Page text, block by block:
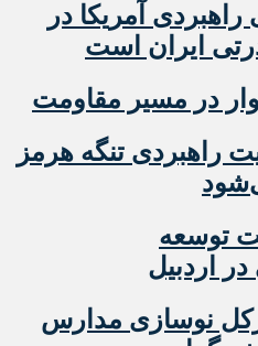
آمریکا در
ایران است
در مسیر مقاومت
راهبردی تنگه هرمز
توسعه
اردبیل
نوسازی مدارس